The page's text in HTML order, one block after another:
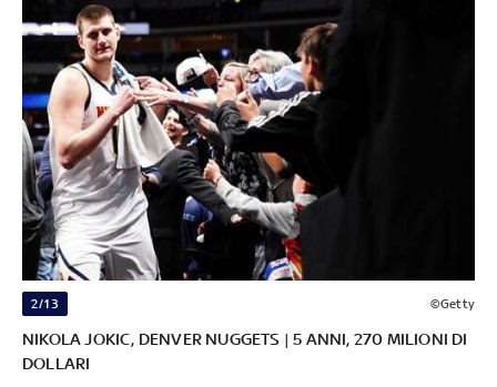
2/13 ©Getty
NIKOLA JOKIC, DENVER NUGGETS | 5 ANNI, 270 MILIONI DI
DOLLARI